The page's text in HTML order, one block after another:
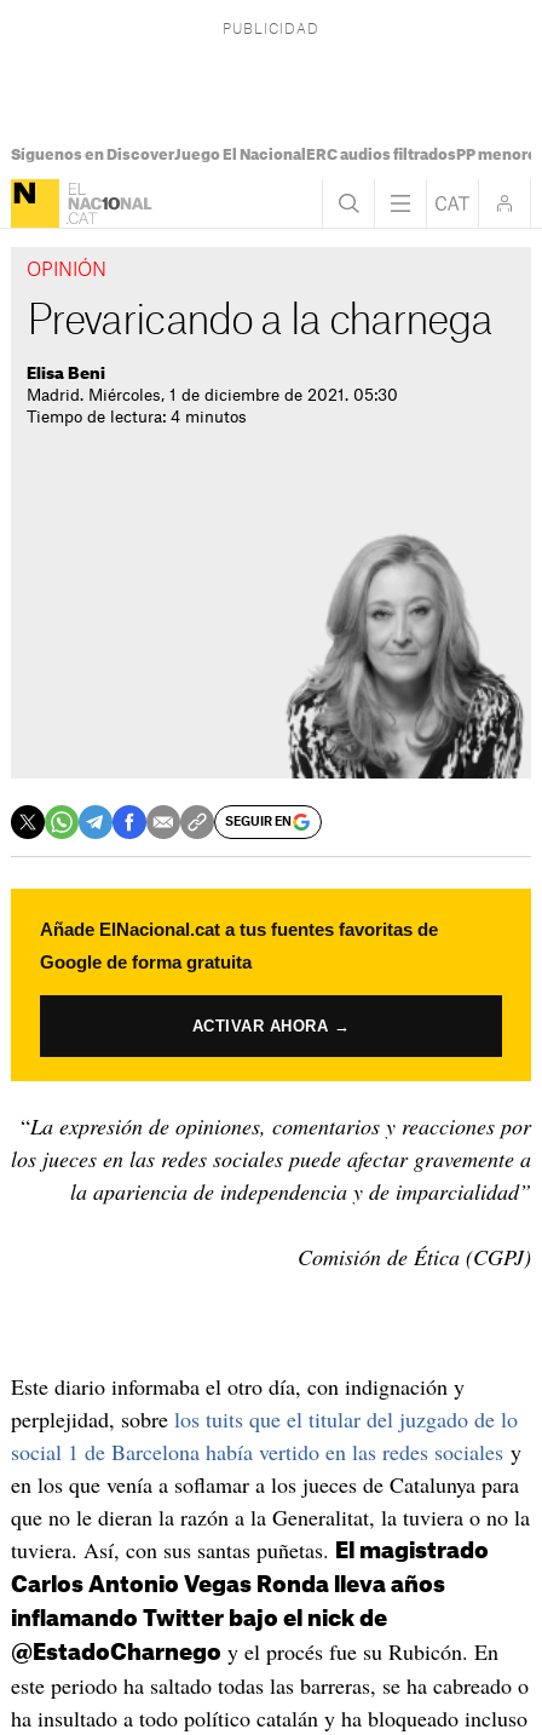
Síguenos en DiscoverJuego El Nacional ERC audios filtradosPP
OPINIÓN
Prevaricando a la charnega
Elisa Beni
Madrid. Miércoles, 1 de diciembre de 2021. 05:30
Tiempo de lectura: 4 minutos
SEGUIR EN
Añade ElNacional.cat a tus fuentes favoritas de
Google de forma gratuita
ACTIVAR AHORA →
“La expresión de opiniones, comentarios y reacciones por
los jueces en las redes sociales puede afectar gravemente a
la apariencia de independencia y de imparcialidad”
Comisión de Ética (CGPJ)
Este diario informaba el otro día, con indignación y
perplejidad, sobrelos tuits que el titular del juzgado de lo
social 1 de Barcelona había vertido en las redes socialesy
en los que venía a soflamar a los jueces de Catalunya para
que no le dieran la razón a la Generalitat, la tuviera o no la
tuviera. Así, con sus santas puñetas.
El magistrado
Carlos Antonio Vegas Ronda lleva años
inflamando Twitter bajo el nick de
@EstadoCharnego y el procés fue su Rubicón. En
este periodo ha saltado todas las barreras, se ha cabreado o
ha insultado a todo político catalán y ha bloqueado incluso